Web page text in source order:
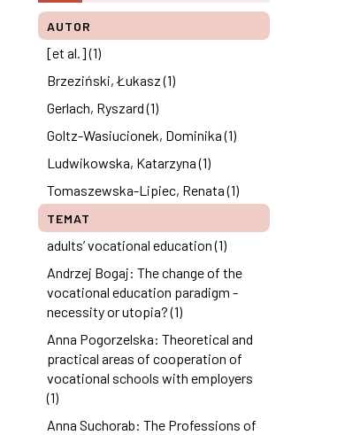
AUTOR
[et al.] (1)
Brzeziński, Łukasz (1)
Gerlach, Ryszard (1)
Goltz-Wasiucionek, Dominika (1)
Ludwikowska, Katarzyna (1)
Tomaszewska-Lipiec, Renata (1)
TEMAT
adults’ vocational education (1)
Andrzej Bogaj: The change of the
vocational education paradigm -
necessity or utopia? (1)
Anna Pogorzelska: Theoretical and
practical areas of cooperation of
vocational schools with employers
(1)
Anna Suchorab: The Professions of